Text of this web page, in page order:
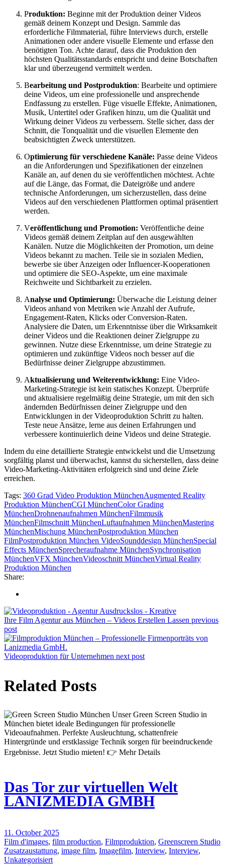
Produktion: Beginne mit der Produktion deiner Videos
gemäß deinem Konzept und Design. Sammle das
erforderliche Filmmaterial, führe Interviews durch, erstelle
Animationen oder andere visuelle Elemente und erfasse den
benötigten Ton. Achte darauf, dass die Produktion den
höchsten Qualitätsstandards entspricht und deine Botschaften
klar und überzeugend vermittelt werden.
Bearbeitung und Postproduktion: Bearbeite und optimiere
deine Videos, um eine professionelle und ansprechende
Endfassung zu erstellen. Füge visuelle Effekte, Animationen,
Musik, Untertitel oder Grafiken hinzu, um die Qualität und
Wirkung deiner Videos zu verbessern. Stelle sicher, dass der
Schnitt, die Tonqualität und die visuellen Elemente den
beabsichtigten Zweck unterstützen.
Optimierung für verschiedene Kanäle: Passe deine Videos
an die Anforderungen und Spezifikationen der einzelnen
Kanäle an, auf denen du sie veröffentlichen möchtest. Achte
auf die Länge, das Format, die Dateigröße und andere
technische Anforderungen, um sicherzustellen, dass deine
Videos auf den verschiedenen Plattformen optimal präsentiert
werden.
Veröffentlichung und Promotion: Veröffentliche deine
Videos gemäß deinem Zeitplan auf den ausgewählten
Kanälen. Nutze die Möglichkeiten der Promotion, um deine
Videos bekannt zu machen. Teile sie in sozialen Medien,
bewerbe sie über Anzeigen oder Influencer-Kooperationen
und optimiere die SEO-Aspekte, um eine maximale
Reichweite und Sichtbarkeit zu erzielen.
Analyse und Optimierung: Überwache die Leistung deiner
Videos anhand von Metriken wie Anzahl der Aufrufe,
Engagement-Raten, Klicks oder Conversion-Raten.
Analysiere die Daten, um Erkenntnisse über die Wirksamkeit
deiner Videos und die Reaktionen deiner Zielgruppe zu
gewinnen. Nutze diese Erkenntnisse, um deine Strategie zu
optimieren und zukünftige Videos noch besser auf die
Bedürfnisse deiner Zielgruppe abzustimmen.
Aktualisierung und Weiterentwicklung: Eine Video-
Marketing-Strategie ist kein statisches Konzept. Überprüfe
und aktualisiere regelmäßig deine Strategie, um mit den sich
ändernden Bedürfnissen deiner Zielgruppe und den
Entwicklungen in der Videoproduktion Schritt zu halten.
Teste neue Ansätze, lerne aus deinen Erfahrungen und
verbessere kontinuierlich deine Videos und deine Strategie.
Indem du eine detaillierte Strategie entwickelst und die Umsetzung
sorgfältig planst und überwachst, kannst du sicherstellen, dass deine
Video-Marketing-Aktivitäten erfolgreich sind und deine Ziele
erreichen.
Tags: 360 Grad Video Produktion MünchenAugmented Reality
Produktion MünchenCGI MünchenColor Grading
MünchenDrohnenaufnahmen MünchenFilmmusik
MünchenFilmschnitt MünchenLuftaufnahmen MünchenMastering
MünchenMischung MünchenPostproduktion München
FilmPostproduktion München VideoSounddesign MünchenSpecial
Effects MünchenSprecheraufnahme MünchenSynchronisation
MünchenVFX MünchenVideoschnitt MünchenVirtual Reality
Produktion München
Share:
Ihre Film Agentur aus München – Videos Erstellen Lassen previous
post
Videoproduktion für Unternehmen next post
Related Posts
Das Tor zur virtuellen Welt
LANIZMEDIA GMBH
11. October 2025
Film d'images, film production, Filmproduktion, Greenscreen Studio
Zusatzaustattung, image film, Imagefilm, Interview, Interview,
Unkategorisiert